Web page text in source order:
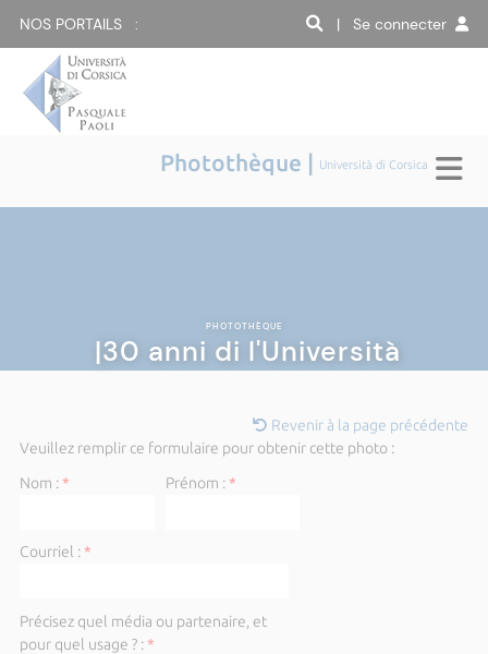
NOS PORTAILS : | Se connecter
Photothèque | Università di Corsica
PHOTOTHÈQUE
|30 anni di l'Università
Revenir à la page précédente
Veuillez remplir ce formulaire pour obtenir cette photo :
Nom :* Prénom :*
Courriel :*
Précisez quel média ou partenaire, et
pour quel usage ? :*